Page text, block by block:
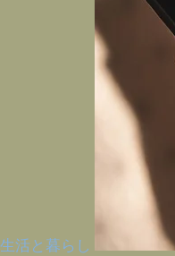
生活と暮らし